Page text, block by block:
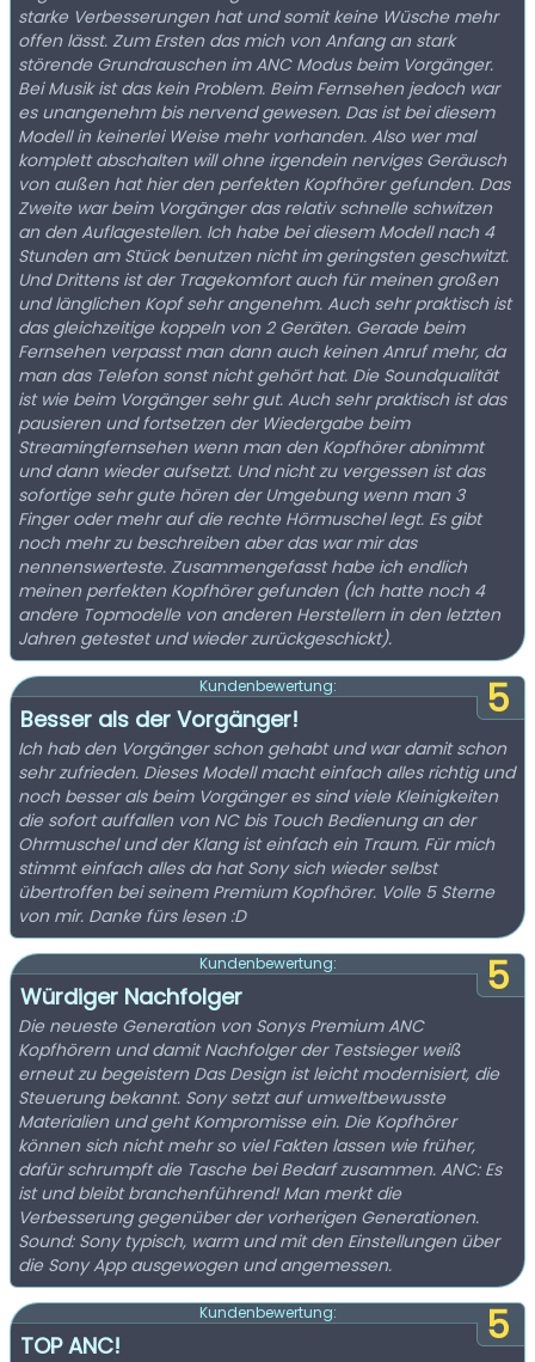
starke Verbesserungen hat und somit keine Wüsche mehr
offen lässt. Zum Ersten das mich von Anfang an stark
störende Grundrauschen im ANC Modus beim Vorgänger.
Bei Musik ist das kein Problem. Beim Fernsehen jedoch war
es unangenehm bis nervend gewesen. Das ist bei diesem
Modell in keinerlei Weise mehr vorhanden. Also wer mal
komplett abschalten will ohne irgendein nerviges Geräusch
von außen hat hier den perfekten Kopfhörer gefunden. Das
Zweite war beim Vorgänger das relativ schnelle schwitzen
an den Auflagestellen. Ich habe bei diesem Modell nach 4
Stunden am Stück benutzen nicht im geringsten geschwitzt.
Und Drittens ist der Tragekomfort auch für meinen großen
und länglichen Kopf sehr angenehm. Auch sehr praktisch ist
das gleichzeitige koppeln von 2 Geräten. Gerade beim
Fernsehen verpasst man dann auch keinen Anruf mehr, da
man das Telefon sonst nicht gehört hat. Die Soundqualität
ist wie beim Vorgänger sehr gut. Auch sehr praktisch ist das
pausieren und fortsetzen der Wiedergabe beim
Streamingfernsehen wenn man den Kopfhörer abnimmt
und dann wieder aufsetzt. Und nicht zu vergessen ist das
sofortige sehr gute hören der Umgebung wenn man 3
Finger oder mehr auf die rechte Hörmuschel legt. Es gibt
noch mehr zu beschreiben aber das war mir das
nennenswerteste. Zusammengefasst habe ich endlich
meinen perfekten Kopfhörer gefunden (Ich hatte noch 4
andere Topmodelle von anderen Herstellern in den letzten
Jahren getestet und wieder zurückgeschickt).
5
Kundenbewertung:
Besser als der Vorgänger!
Ich hab den Vorgänger schon gehabt und war damit schon
sehr zufrieden. Dieses Modell macht einfach alles richtig und
noch besser als beim Vorgänger es sind viele Kleinigkeiten
die sofort auffallen von NC bis Touch Bedienung an der
Ohrmuschel und der Klang ist einfach ein Traum. Für mich
stimmt einfach alles da hat Sony sich wieder selbst
übertroffen bei seinem Premium Kopfhörer. Volle 5 Sterne
von mir. Danke fürs lesen :D
5
Kundenbewertung:
Würdiger Nachfolger
Die neueste Generation von Sonys Premium ANC
Kopfhörern und damit Nachfolger der Testsieger weiß
erneut zu begeistern Das Design ist leicht modernisiert, die
Steuerung bekannt. Sony setzt auf umweltbewusste
Materialien und geht Kompromisse ein. Die Kopfhörer
können sich nicht mehr so viel Fakten lassen wie früher,
dafür schrumpft die Tasche bei Bedarf zusammen. ANC: Es
ist und bleibt branchenführend! Man merkt die
Verbesserung gegenüber der vorherigen Generationen.
Sound: Sony typisch, warm und mit den Einstellungen über
die Sony App ausgewogen und angemessen.
5
Kundenbewertung:
TOP ANC!